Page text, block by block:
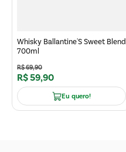
Whisky Ballantine'S Sweet Blend
700ml
R$69,90
R$59,90
Eu quero!